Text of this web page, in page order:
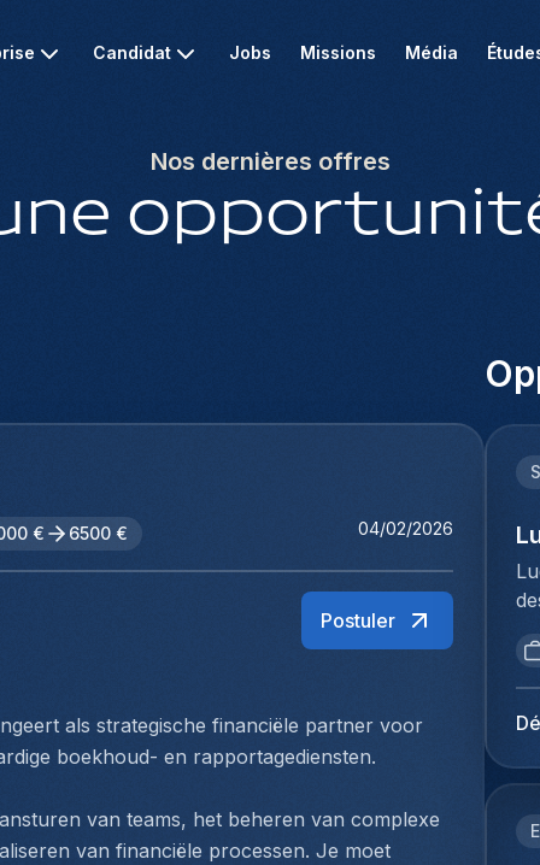
Candidat Jobs Missions Média
Nos dernières offres
€ 6500 € 04/02/2026
Postuler
als strategische financiële partner voor
boekhoud- en rapportagediensten.
van teams, het beheren van complexe
van financiële processen. Je moet